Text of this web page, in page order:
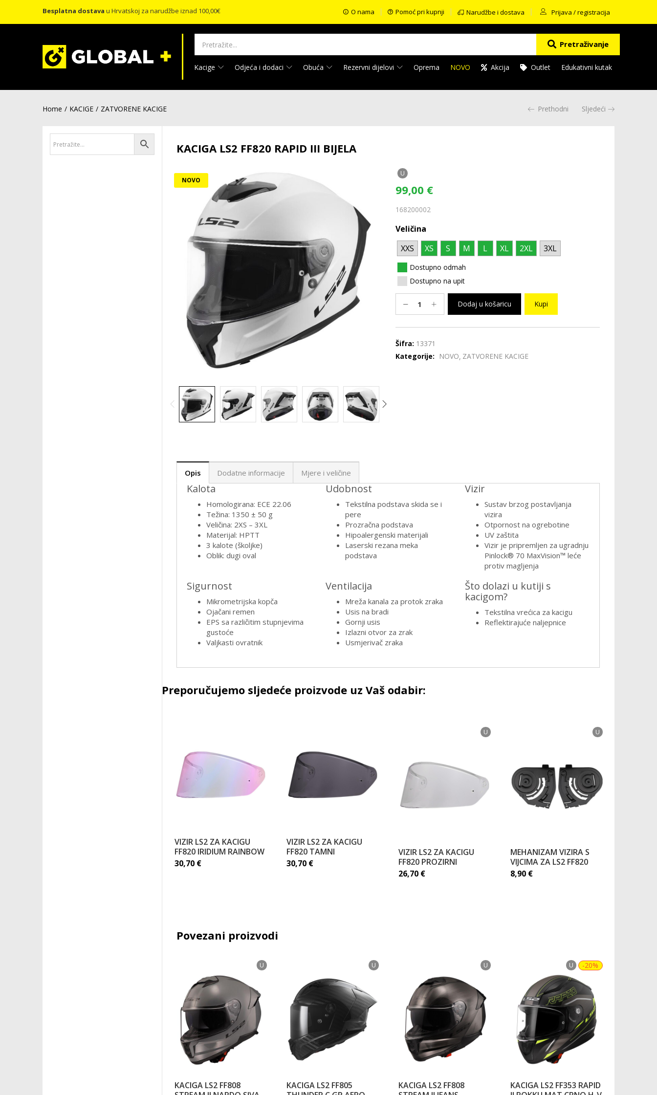
Besplatna dostava u Hrvatskoj za narudžbe iznad 100,00€ O nama Pomoć pri kupnji Narudžbe i dostava Prijava / registracija
Pretraživanje
Kacige Odjeća i dodaci Obuća Rezervni dijelovi Oprema NOVO Akcija Outlet Edukativni kutak
Home KACIGE ZATVORENE KACIGE Prethodni Sljedeći
KACIGA LS2 FF820 RAPID III BIJELA
NOVO
U
99,00 €
168200002
Veličina
XXS
XS S M L XL 2XL 3XL
Dostupno odmah
Dostupno na upit
Dodaj u košaricu Kupi
Šifra: 13371
Kategorije:
NOVO ZATVORENE KACIGE
Opis Dodatne informacije Mjere i veličine
Kalota
Homologirana: ECE 22.06
Težina: 1350 ± 50 g
Veličina: 2XS – 3XL
Materijal: HPTT
3 kalote (školjke)
Oblik: dugi oval
Udobnost
Tekstilna podstava skida se i
pere
Prozračna podstava
Hipoalergenski materijali
Laserski rezana meka
podstava
Vizir
Sustav brzog postavljanja
vizira
Otpornost na ogrebotine
UV zaštita
Vizir je pripremljen za ugradnju
Pinlock® 70 MaxVision™ leće
protiv magljenja
Sigurnost
Mikrometrijska kopča
Ojačani remen
EPS sa različitim stupnjevima
gustoće
Valjkasti ovratnik
Ventilacija
Mreža kanala za protok zraka
Usis na bradi
Gornji usis
Izlazni otvor za zrak
Usmjerivač zraka
Što dolazi u kutiji s
kacigom?
Tekstilna vrećica za kacigu
Reflektirajuće naljepnice
Preporučujemo sljedeće proizvode uz Vaš odabir:
VIZIR LS2 ZA KACIGU
FF820 IRIDIUM RAINBOW
30,70 €
VIZIR LS2 ZA KACIGU
FF820 TAMNI
30,70 €
U
VIZIR LS2 ZA KACIGU
FF820 PROZIRNI
26,70 €
U
MEHANIZAM VIZIRA S
VIJCIMA ZA LS2 FF820
8,90 €
Povezani proizvodi
U
KACIGA LS2 FF808
U
KACIGA LS2 FF805
U
KACIGA LS2 FF808
U -20%
KACIGA LS2 FF353 RAPID